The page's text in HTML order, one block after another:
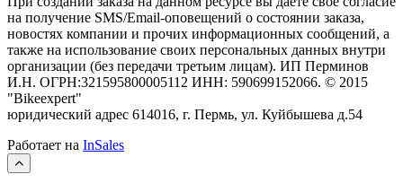
на получение SMS/Email-оповещений о состоянии заказа,
новостях компании и прочих информационных сообщений, а
также на использование своих персональных данных внутри
организации (без передачи третьим лицам). ИП Перминов
И.Н. ОГРН:321595800005112 ИНН: 590699152066. © 2015
"Bikeexpert"
юридический адрес 614016, г. Пермь, ул. Куйбышева д.54
Работает на InSales